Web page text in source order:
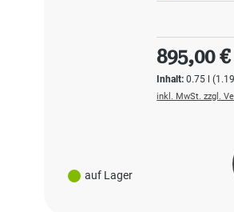
auf Lager
Inhalt:0.75 l
Regulärer
895,00 €
inkl. MwSt. zzgl.